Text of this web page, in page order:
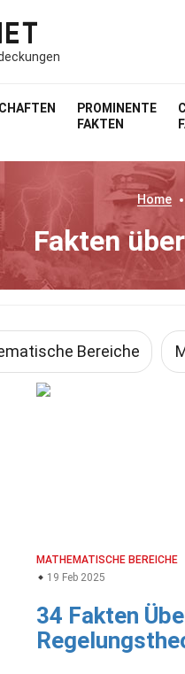
PROMINENTE
FAKTEN
Home
Fakten
Bereiche
MATHEMATISCHE BEREICHE
19 Feb 2025
34 Fakten